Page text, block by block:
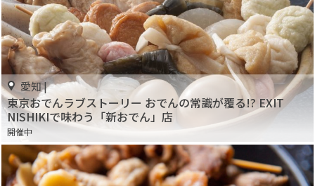
愛知 |
東京おでんラブストーリー おでんの常識が覆る!? EXIT
NISHIKIで味わう「新おでん」店
開催中